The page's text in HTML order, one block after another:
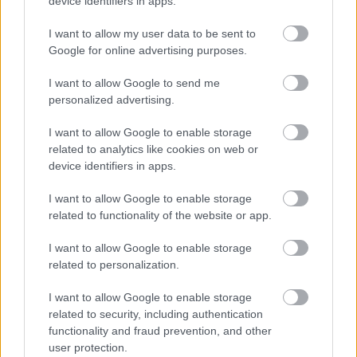
I want to allow my user data to be sent to
Google for online advertising purposes.
I want to allow Google to send me
personalized advertising.
I want to allow Google to enable storage
related to analytics like cookies on web or
device identifiers in apps.
I want to allow Google to enable storage
related to functionality of the website or app.
I want to allow Google to enable storage
related to personalization.
I want to allow Google to enable storage
related to security, including authentication
functionality and fraud prevention, and other
user protection.
Poniżej znajdziesz także ostatnie mecze obu drużyn oraz statystyki
bramkowe.
Nafta Chorkówka vs. Kotwica Korczyna - relacja, wynik na żywo,
transmisja
Wynik meczu Nafta Chorkówka - Kotwica Korczyna znajdziesz na naszej
stronie zaraz po jego zakończeniu. Jeżeli szukasz informacji meczowych,
zajrzyj tutaj:Nafta Chorkówka vs. Kotwica Korczyna - wynik,
składy, strzelcy
Jeżeli w internecie lub TV dostępna jest
albo innych spotkań Krosno
> Klasa B, gr. IV na pewno znajdziesz takie informacje na naszym portalu.
Możliwe jednak, że nigdzie nie pojawi się stream online z tego pojedynku.
Asseco Resovia| Developres Rzeszów |ITA TOOLS Stal Mielec
Cellfast Wilki Krosno| Texom Stal Rzeszów|Stal Mielec
Motor Lublin|Stal Rzeszów| Stal Stalowa Wola|Wisła Kraków
Resovia|Wieczysta Kraków